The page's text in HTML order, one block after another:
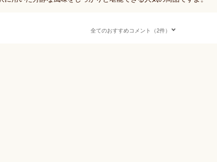
全てのおすすめコメント（2件）